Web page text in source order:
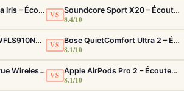
Google Pixel Buds 2a Iris – Écouteurs ANC Tensor A1 et IP54 VS Soundcore Sport X20 – Écouteurs Sport IP68 ANC Fit Sécurisé Ultime
8.4/10
Sony LinkBuds Fit WFLS910NW Blanc – Écouteurs Sport Ailes ANC VS Bose QuietComfort Ultra 2 – Écouteurs ANC intra-auriculaires avec son immersif
8.1/10
Sennheiser Sport True Wireless – Écouteurs sport à son premium et acoustique adaptable VS Apple AirPods Pro 2 – Écouteurs True Wireless ANC USB-C Blancs
8.1/10